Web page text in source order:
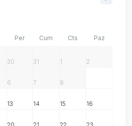
Per Cum Cts Paz
30 31 1 2
6 7 8
13 14 15 16